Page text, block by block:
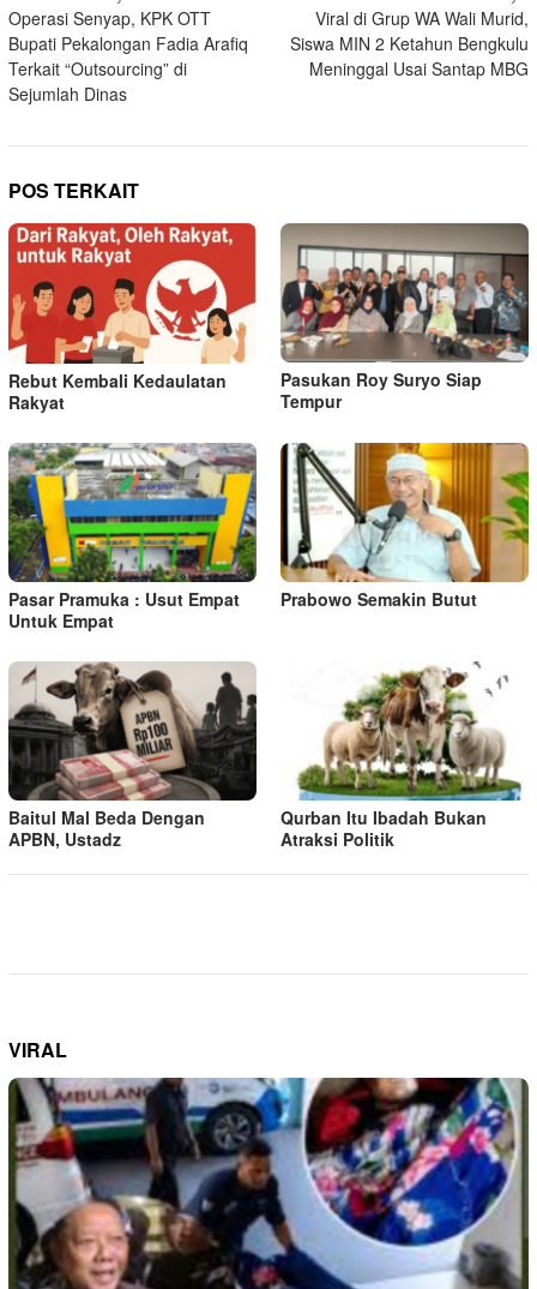
pos
Operasi Senyap, KPK OTT
Bupati Pekalongan Fadia Arafiq
Terkait “Outsourcing” di
Sejumlah Dinas
Viral di Grup WA Wali Murid,
Siswa MIN 2 Ketahun Bengkulu
Meninggal Usai Santap MBG
POS TERKAIT
Rebut Kembali Kedaulatan
Rakyat
Pasukan Roy Suryo Siap
Tempur
Pasar Pramuka : Usut Empat
Untuk Empat
Prabowo Semakin Butut
Baitul Mal Beda Dengan
APBN, Ustadz
Qurban Itu Ibadah Bukan
Atraksi Politik
VIRAL